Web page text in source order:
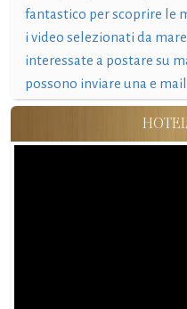
fantastico per scoprire le
i video selezionati da
interessate a postare su
possono inviare una e mail